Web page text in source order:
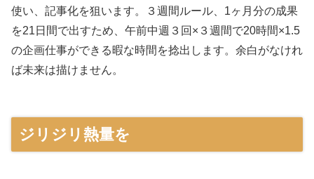
使い、記事化を狙います。３週間ルール、1ヶ月分の成果
を21日間で出すため、午前中週３回×３週間で20時間×1.5
の企画仕事ができる暇な時間を捻出します。余白がなけれ
ば未来は描けません。
ジリジリ熱量を